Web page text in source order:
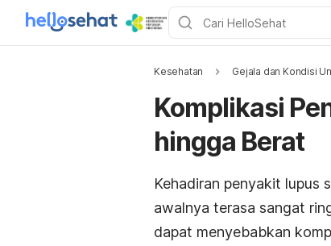
Kesehatan Gejala dan Kondisi
Komplikasi
hingga Berat
Kehadiran penyakit lupus
awalnya terasa sangat
dapat menyebabkan